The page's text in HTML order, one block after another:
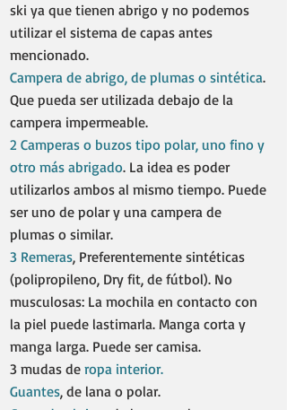
ski ya que tienen abrigo y no podemos
utilizar el sistema de capas antes
mencionado.
Campera de abrigo, de plumas o sintética.
Que pueda ser utilizada debajo de la
campera impermeable. ​
2 Camperas o buzos tipo polar, uno fino y
otro más abrigado. La idea es poder
utilizarlos ambos al mismo tiempo. Puede
ser uno de polar y una campera de
plumas o similar.​
3 Remeras, Preferentemente sintéticas
(polipropileno, Dry fit, de fútbol). No
musculosas: La mochila en contacto con
la piel puede lastimarla. Manga corta y
manga larga. Puede ser camisa.
3 mudas de ropa interior.
Guantes, de lana o polar.​